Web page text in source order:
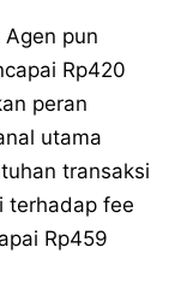
Agen pun
Rp420
peran
utama
transaksi
terhadap fee
Rp459